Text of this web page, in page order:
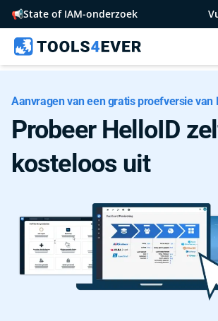
📢State of IAM-onderzoek
Aanvragen van een gratis proefversie van
Probeer HelloID
kosteloos uit